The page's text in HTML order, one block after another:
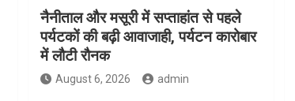
नैनीताल और मसूरी में सप्ताहांत से पहले
पर्यटकों की बढ़ी आवाजाही, पर्यटन कारोबार
में लौटी रौनक
August 6, 2026 admin